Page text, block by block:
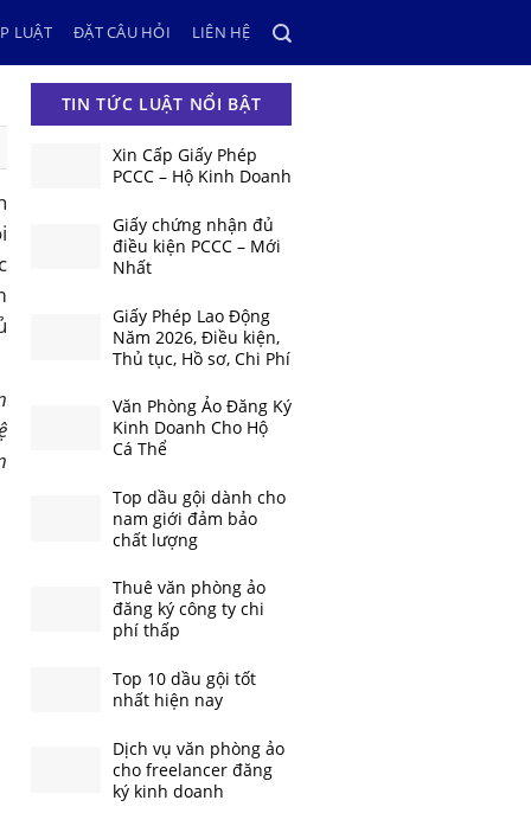
LUẬT ĐẶT CÂU HỎI LIÊN HỆ
TIN TỨC LUẬT NỔI BẬT
Xin Cấp Giấy Phép
PCCC – Hộ Kinh Doanh
Giấy chứng nhận đủ
điều kiện PCCC – Mới
Nhất
Giấy Phép Lao Động
Năm 2026, Điều kiện,
Thủ tục, Hồ sơ, Chi Phí
Văn Phòng Ảo Đăng Ký
Kinh Doanh Cho Hộ
Cá Thể
Top dầu gội dành cho
nam giới đảm bảo
chất lượng
Thuê văn phòng ảo
đăng ký công ty chi
phí thấp
Top 10 dầu gội tốt
nhất hiện nay
Dịch vụ văn phòng ảo
cho freelancer đăng
ký kinh doanh